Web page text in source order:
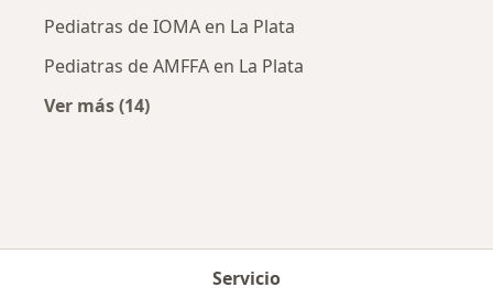
Pediatras de IOMA en La Plata
Pediatras de AMFFA en La Plata
Ver más (14)
Servicio